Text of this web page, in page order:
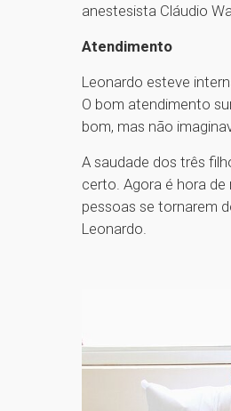
anestesista Cláudio
Atendimento
Leonardo esteve
O bom atendimento
bom, mas não
A saudade dos três
certo. Agora é hora
pessoas se tornarem
Leonardo.